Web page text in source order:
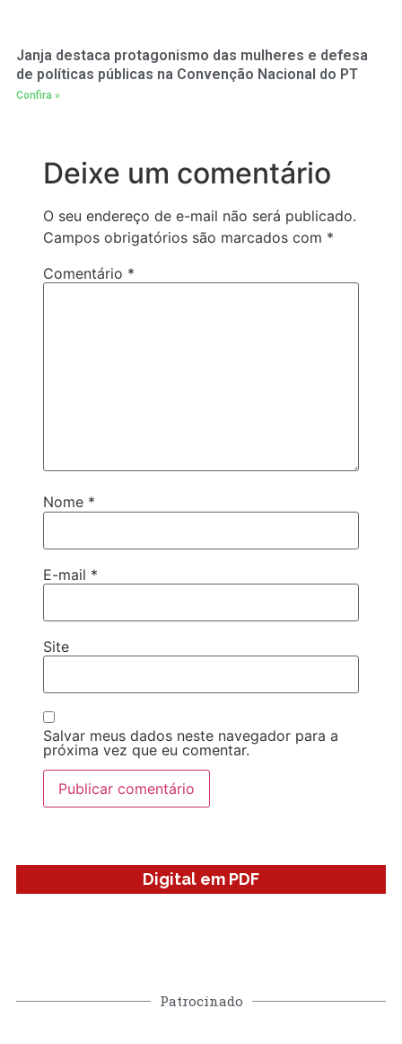
Janja destaca protagonismo das mulheres e defesa
de políticas públicas na Convenção Nacional do PT
Confira »
Deixe um comentário
O seu endereço de e-mail não será publicado.
Campos obrigatórios são marcados com *
Comentário *
Nome *
E-mail *
Site
Salvar meus dados neste navegador para a
próxima vez que eu comentar.
Digital em PDF
Patrocinado